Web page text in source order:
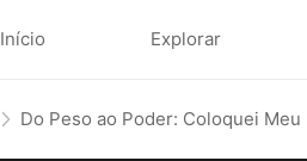
Início Explorar